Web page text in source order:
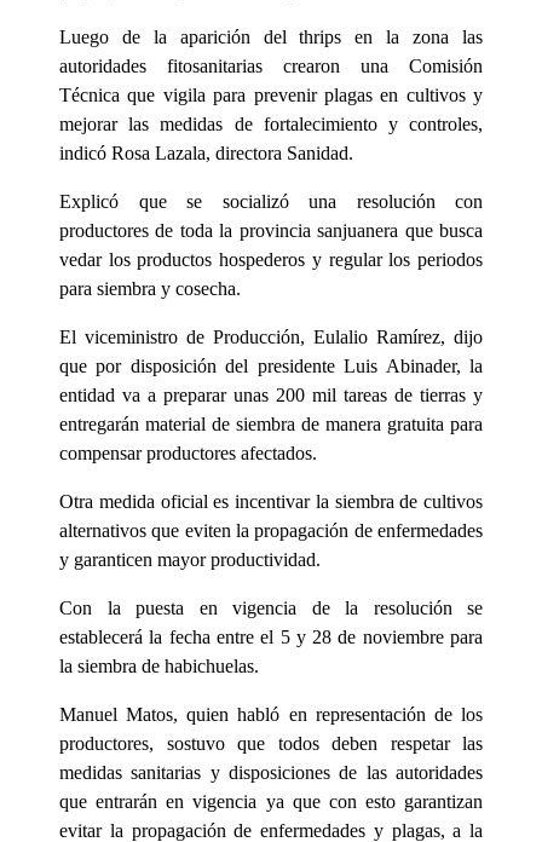
Luego de la aparición del thrips en la zona las
autoridades fitosanitarias crearon una Comisión
Técnica que vigila para prevenir plagas en cultivos y
mejorar las medidas de fortalecimiento y controles,
indicó Rosa Lazala, directora Sanidad.
Explicó que se socializó una resolución con
productores de toda la provincia sanjuanera que busca
vedar los productos hospederos y regular los periodos
para siembra y cosecha.
El viceministro de Producción, Eulalio Ramírez, dijo
que por disposición del presidente Luis Abinader, la
entidad va a preparar unas 200 mil tareas de tierras y
entregarán material de siembra de manera gratuita para
compensar productores afectados.
Otra medida oficial es incentivar la siembra de cultivos
alternativos que eviten la propagación de enfermedades
y garanticen mayor productividad.
Con la puesta en vigencia de la resolución se
establecerá la fecha entre el 5 y 28 de noviembre para
la siembra de habichuelas.
Manuel Matos, quien habló en representación de los
productores, sostuvo que todos deben respetar las
medidas sanitarias y disposiciones de las autoridades
que entrarán en vigencia ya que con esto garantizan
evitar la propagación de enfermedades y plagas, a la